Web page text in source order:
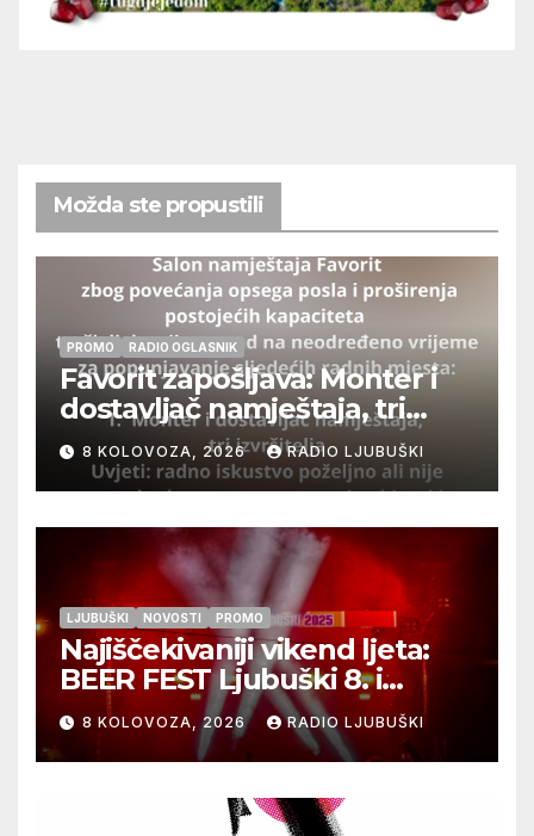
Možda ste propustili
PROMO RADIO OGLASNIK
Favorit zapošljava: Monter i
dostavljač namještaja, tri
izvršitelja
8 KOLOVOZA, 2026 RADIO LJUBUŠKI
LJUBUŠKI NOVOSTI PROMO
Najiščekivaniji vikend ljeta:
BEER FEST Ljubuški 8. i
9.kolovoza
8 KOLOVOZA, 2026 RADIO LJUBUŠKI